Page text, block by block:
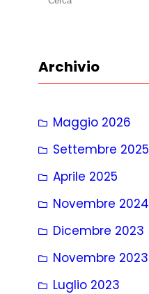
a
Archivio
Maggio 2026
Settembre 2025
Aprile 2025
Novembre 2024
Dicembre 2023
Novembre 2023
Luglio 2023